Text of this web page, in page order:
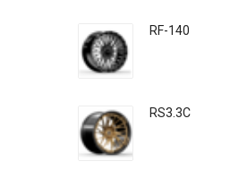
RF-140
RS3.3C